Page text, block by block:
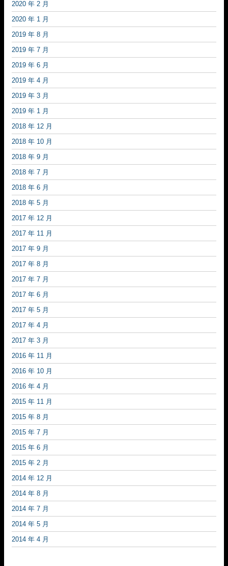
2020 年 2 月
2020 年 1 月
2019 年 8 月
2019 年 7 月
2019 年 6 月
2019 年 4 月
2019 年 3 月
2019 年 1 月
2018 年 12 月
2018 年 10 月
2018 年 9 月
2018 年 7 月
2018 年 6 月
2018 年 5 月
2017 年 12 月
2017 年 11 月
2017 年 9 月
2017 年 8 月
2017 年 7 月
2017 年 6 月
2017 年 5 月
2017 年 4 月
2017 年 3 月
2016 年 11 月
2016 年 10 月
2016 年 4 月
2015 年 11 月
2015 年 8 月
2015 年 7 月
2015 年 6 月
2015 年 2 月
2014 年 12 月
2014 年 8 月
2014 年 7 月
2014 年 5 月
2014 年 4 月